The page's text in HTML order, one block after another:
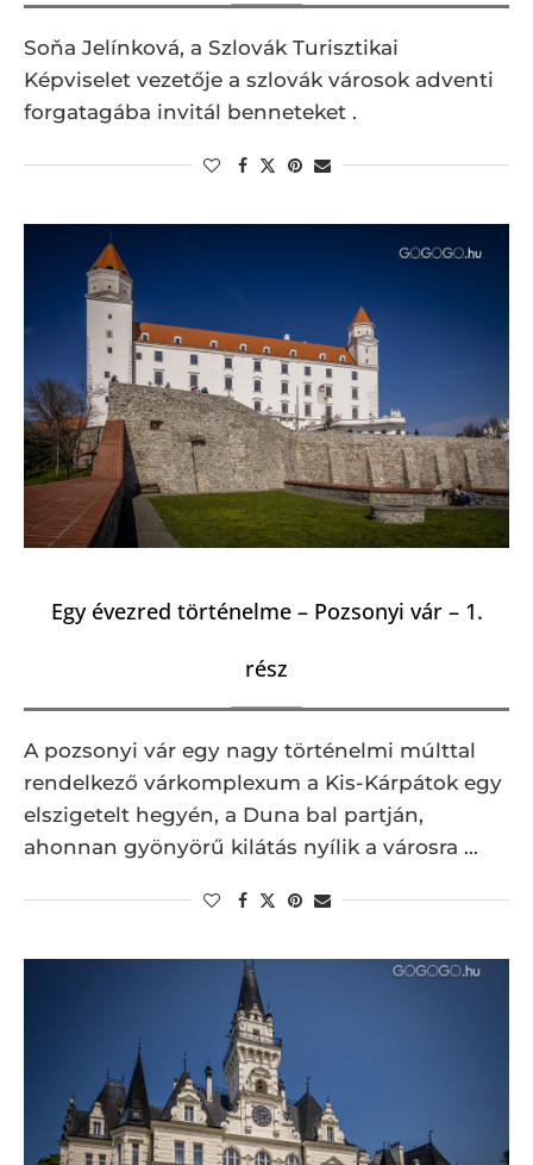
Soňa Jelínková, a Szlovák Turisztikai
Képviselet vezetője a szlovák városok adventi
forgatagába invitál benneteket .
Egy évezred történelme – Pozsonyi vár – 1.
rész
A pozsonyi vár egy nagy történelmi múlttal
rendelkező várkomplexum a Kis-Kárpátok egy
elszigetelt hegyén, a Duna bal partján,
ahonnan gyönyörű kilátás nyílik a városra …